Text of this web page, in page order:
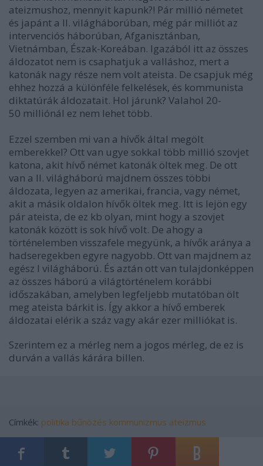
ateizmushoz, mennyit kapunk?! Pár millió németet
és japánt a II. világháborúban, még pár milliót az
intervenciós háborúban, Afganisztánban,
Vietnámban, Észak-Koreában. Igazából itt az összes
áldozatot nem is csaphatjuk a valláshoz, mert a
katonák nagy része nem volt ateista. De csapjuk még
ehhez hozzá a különféle felkelések, és kommunista
diktatúrák áldozatait. Hol járunk? Valahol 20-
50 milliónál ez nem lehet több.
Ezzel szemben mi van a hívők által megölt
emberekkel? Ott van ugye sokkal több millió szovjet
katona, akit hívő német katonák öltek meg. De ott
van a II. világháború majdnem összes többi
áldozata, legyen az amerikai, francia, vagy német,
akit a másik oldalon hívők öltek meg. Itt is lejön egy
pár ateista, de ez kb olyan, mint hogy a szovjet
katonák között is sok hívő volt. De ahogy a
történelemben visszafele megyünk, a hívők aránya a
hadseregekben egyre nagyobb. Ott van majdnem az
egész I világháború. És aztán ott van tulajdonképpen
az összes háború a világtörténelem korábbi
időszakában, amelyben legfeljebb mutatóban ölt
meg ateista bárkit is. Így akkor a hívő emberek
áldozatai elérik a száz vagy akár ezer milliókat is.
Szerintem ez a mérleg nem a jogos mérleg, de ez is
durván a vallás kárára billen.
Címkék: politika bűnözés kommunizmus ateizmus